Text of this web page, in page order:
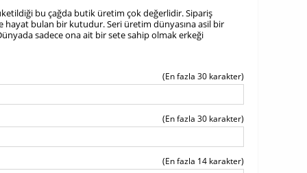
bu çağda butik üretim çok değerlidir. Sipariş
hayat bulan bir kutudur. Seri üretim dünyasına asil bir
sadece ona ait bir sete sahip olmak erkeği
(En fazla 30 karakter)
(En fazla 30 karakter)
(En fazla 14 karakter)